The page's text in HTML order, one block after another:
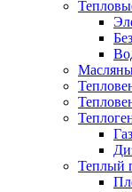
Теплый